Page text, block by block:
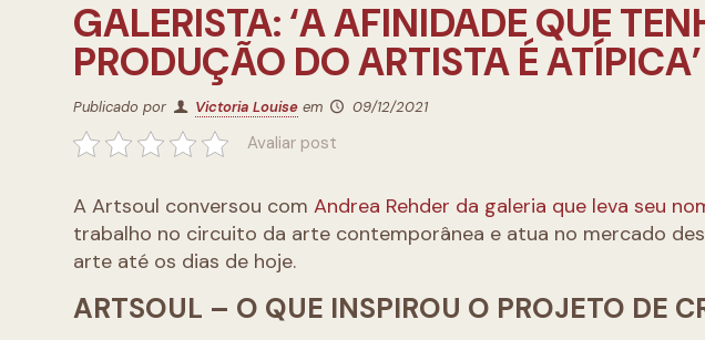
GALERISTA: ‘A AFINIDADE QUE
PRODUÇÃO DO ARTISTA É ATÍPICA’
Publicado por Victoria Louise em 09/12/2021
Avaliar post
A Artsoul conversou com Andrea Rehder da galeria que leva seu
trabalho no circuito da arte contemporânea e atua no mercado
arte até os dias de hoje.
ARTSOUL – O QUE INSPIROU O PROJETO DE